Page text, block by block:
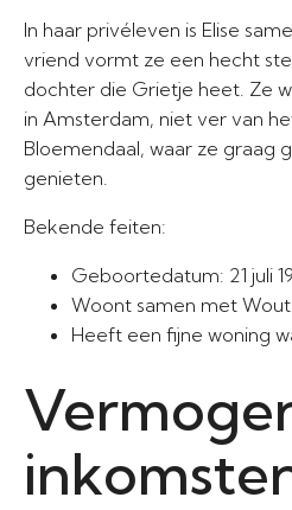
In haar privéleven is Elise
vriend vormt ze een hecht
dochter die Grietje heet. Ze
in Amsterdam, niet ver van
Bloemendaal, waar ze graag
genieten.
Bekende feiten:
Geboortedatum: 21 juli
Woont samen met
Heeft een fijne woning